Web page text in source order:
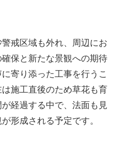
戒区域も外れ、周辺にお
保と新たな景観への期待
寄り添った工事を行うこ
施工直後のため草花も育
経過する中で、法面も見
形成される予定です。